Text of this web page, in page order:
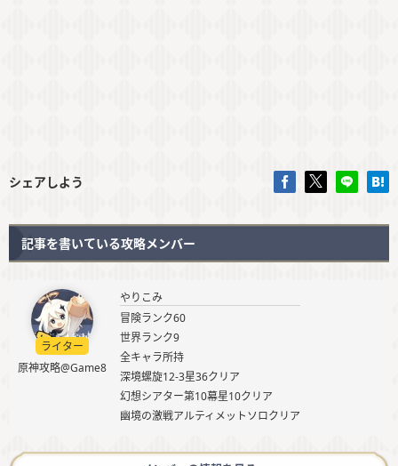
シェアしよう
記事を書いている攻略メンバー
ライター
原神攻略@Game8
やりこみ
冒険ランク60
世界ランク9
全キャラ所持
深境螺旋12-3星36クリア
幻想シアター第10幕星10クリア
幽境の激戦アルティメットソロクリア